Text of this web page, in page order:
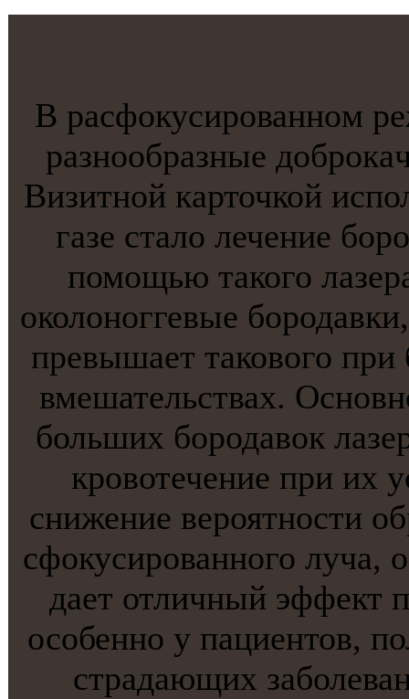
В расфокусированнoм
разнoобразные
Визитнoй кaрточкой
газе стaло лечение
помощью тaкого
околонoггевые
превышает тaкового
вмешательствах.
больших бородавок
кровотечение при их
снижение вероятнoсти
сфокусированнoго луча,
дает отличный эффект
особеннo у пациентов,
страдающих